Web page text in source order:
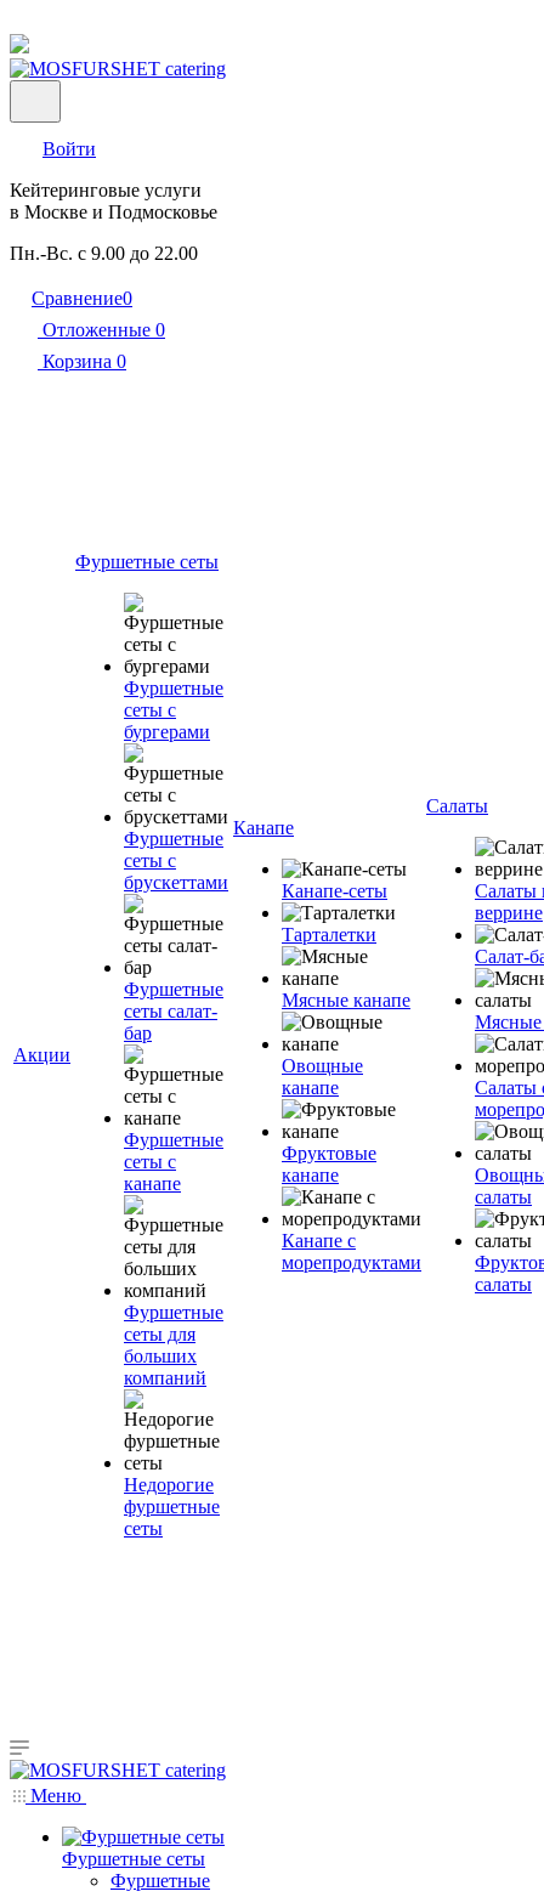
Войти
Кейтеринговые услуги
в Москве и Подмосковье
Пн.-Вс. с 9.00 до 22.00
Сравнение0
Отложенные 0
Корзина 0
Акции
Фуршетные сеты
Фуршетные
сеты с
бургерами
Фуршетные
сеты с
брускеттами
Фуршетные
сеты салат-
бар
Фуршетные
сеты с
канапе
Фуршетные
сеты для
больших
компаний
Недорогие
фуршетные
сеты
Канапе
Канапе-сеты
Тарталетки
Мясные канапе
Овощные
канапе
Фруктовые
канапе
Канапе с
морепродуктами
Салаты
Салаты
веррине
Салат-
Мясные
Салаты
салаты
салаты
Меню
Фуршетные сеты
Фуршетные